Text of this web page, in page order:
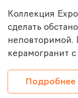
Коллекция
сделать
неповторимой.
керамогранит
древнейшего
Впервые
Подробнее